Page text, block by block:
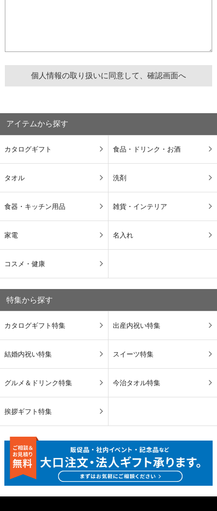
アイテムから探す
カタログギフト 食品・ドリンク・お酒
タオル 洗剤
食器・キッチン用品 雑貨・インテリア
家電 名入れ
コスメ・健康
特集から探す
カタログギフト特集 出産内祝い特集
結婚内祝い特集 スイーツ特集
グルメ＆ドリンク特集 今治タオル特集
挨拶ギフト特集